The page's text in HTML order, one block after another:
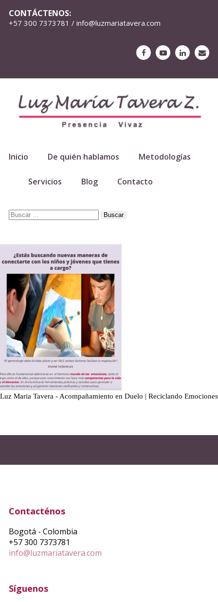
CONTÁCTENOS:
+57 300 7373781 / info@luzmariatavera.com
Inicio De quién hablamos Metodologías
Servicios Blog Contacto
Buscar:
Luz Maria Tavera - Acompañamiento en Duelo | Reciclando Emociones
Contacténos
Bogotá - Colombia
+57 300 7373781
info@luzmariatavera.com
Síguenos